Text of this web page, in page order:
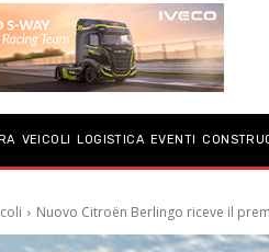
VEICOLI LOGISTICA EVENTI
Nuovo Citroën Berlingo riceve il